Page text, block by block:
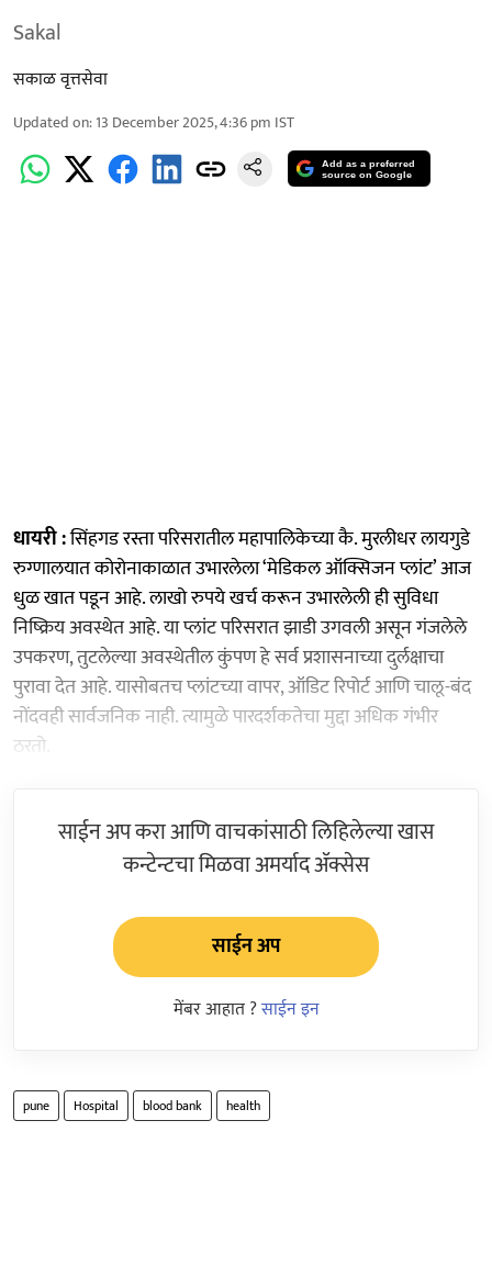
Sakal
सकाळ वृत्तसेवा
Updated on:13 December 2025, 4:36 pm IST
Add as a preferred
source on Google
धायरी :सिंहगड रस्ता परिसरातील महापालिकेच्या कै. मुरलीधर लायगुडे
रुग्णालयात कोरोनाकाळात उभारलेला ‘मेडिकल ऑक्सिजन प्लांट’ आज
धुळ खात पडून आहे. लाखो रुपये खर्च करून उभारलेली ही सुविधा
निष्क्रिय अवस्थेत आहे. या प्लांट परिसरात झाडी उगवली असून गंजलेले
उपकरण, तुटलेल्या अवस्थेतील कुंपण हे सर्व प्रशासनाच्या दुर्लक्षाचा
पुरावा देत आहे. यासोबतच प्लांटच्या वापर, ऑडिट रिपोर्ट आणि चालू-बंद
नोंदवही सार्वजनिक नाही. त्यामुळे पारदर्शकतेचा मुद्दा अधिक गंभीर
ठरतो.
साईन अप करा आणि वाचकांसाठी लिहिलेल्या खास
कन्टेन्टचा मिळवा अमर्याद ॲक्सेस
साईन अप
मेंबर आहात ?साईन इन
pune Hospital blood bank health